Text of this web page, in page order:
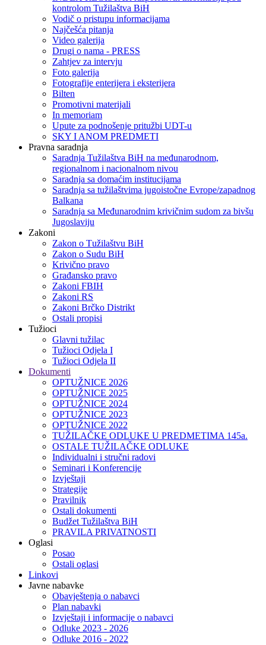
kontrolom Tužilaštva BiH
Vodič o pristupu informacijama
Najčešća pitanja
Video galerija
Drugi o nama - PRESS
Zahtjev za intervju
Foto galerija
Fotografije enterijera i eksterijera
Bilten
Promotivni materijali
In memoriam
Upute za podnošenje pritužbi UDT-u
SKY I ANOM PREDMETI
Pravna saradnja
Saradnja Tužilaštva BiH na međunarodnom,
regionalnom i nacionalnom nivou
Saradnja sa domaćim institucijama
Saradnja sa tužilaštvima jugoistočne Evrope/zapadnog
Balkana
Saradnja sa Međunarodnim krivičnim sudom za bivšu
Jugoslaviju
Zakoni
Zakon o Тužilaštvu BiH
Zakon o Sudu BiH
Krivično pravo
Građansko pravo
Zakoni FBIH
Zakoni RS
Zakoni Brčko Distrikt
Ostali propisi
Tužioci
Glavni tužilac
Tužioci Odjela I
Tužioci Odjela II
Dokumenti
OPTUŽNICE 2026
OPTUŽNICE 2025
OPTUŽNICE 2024
OPTUŽNICE 2023
OPTUŽNICE 2022
TUŽILAČKE ODLUKE U PREDMETIMA 145a.
OSTALE TUŽILAČKE ODLUKE
Individualni i stručni radovi
Seminari i Konferencije
Izvještaji
Strategije
Pravilnik
Ostali dokumenti
Budžet Tužilaštva BiH
PRAVILA PRIVATNOSTI
Oglasi
Posao
Ostali oglasi
Linkovi
Javne nabavke
Obavještenja o nabavci
Plan nabavki
Izvještaji i informacije o nabavci
Odluke 2023 - 2026
Odluke 2016 - 2022